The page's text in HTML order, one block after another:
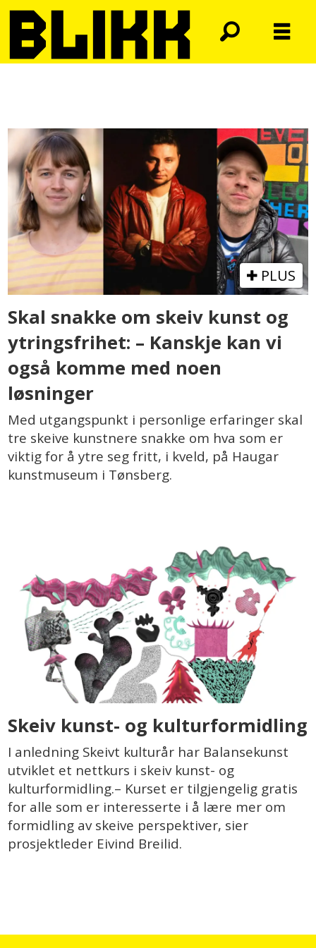
eivind
breilid
PLUS
Skal snakke om skeiv kunst og
ytringsfrihet: – Kanskje kan vi
også komme med noen
løsninger
Med utgangspunkt i personlige erfaringer skal
tre skeive kunstnere snakke om hva som er
viktig for å ytre seg fritt, i kveld, på Haugar
kunstmuseum i Tønsberg.
Skeiv kunst- og kulturformidling
I anledning Skeivt kulturår har Balansekunst
utviklet et nettkurs i skeiv kunst- og
kulturformidling.– Kurset er tilgjengelig gratis
for alle som er interesserte i å lære mer om
formidling av skeive perspektiver, sier
prosjektleder Eivind Breilid.